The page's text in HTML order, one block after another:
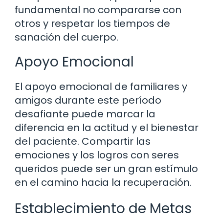
fundamental no compararse con
otros y respetar los tiempos de
sanación del cuerpo.
Apoyo Emocional
El apoyo emocional de familiares y
amigos durante este período
desafiante puede marcar la
diferencia en la actitud y el bienestar
del paciente. Compartir las
emociones y los logros con seres
queridos puede ser un gran estímulo
en el camino hacia la recuperación.
Establecimiento de Metas